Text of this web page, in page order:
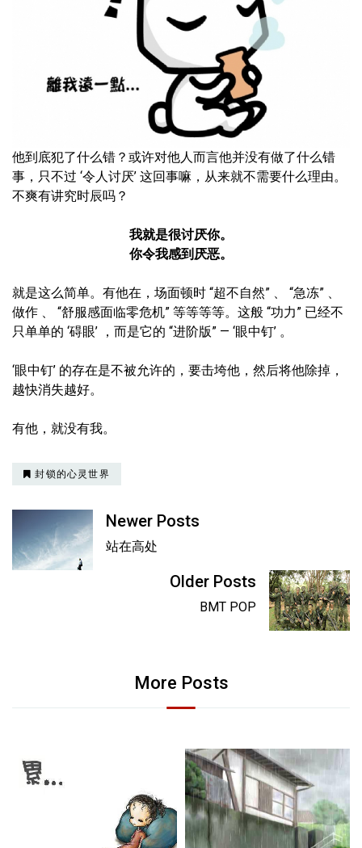
他到底犯了什么错？或许对他人而言他并没有做了什么错
事，只不过 ‘令人讨厌’ 这回事嘛，从来就不需要什么理由。
不爽有讲究时辰吗？
我就是很讨厌你。
你令我感到厌恶。
就是这么简单。有他在，场面顿时 “超不自然” 、 “急冻” 、
做作 、 “舒服感面临零危机” 等等等等。这般 “功力” 已经不
只单单的 ‘碍眼’ ，而是它的 “进阶版” — ‘眼中钉’ 。
‘眼中钉’ 的存在是不被允许的，要击垮他，然后将他除掉，
越快消失越好。
有他，就没有我。
封锁的心灵世界
Newer Posts
站在高处
Older Posts
BMT POP
More Posts